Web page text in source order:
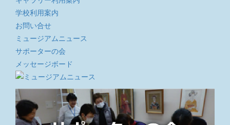
学校利用案内
お問い合せ
ミュージアムニュース
サポーターの会
メッセージボード